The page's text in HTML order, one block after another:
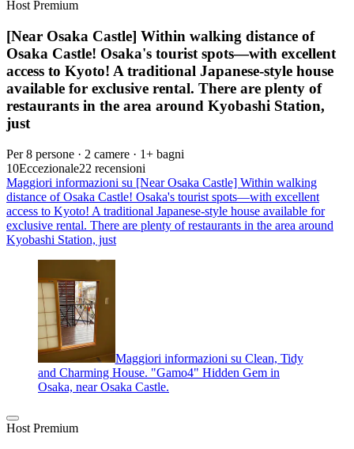
Host Premium
[Near Osaka Castle] Within walking distance of
Osaka Castle! Osaka's tourist spots—with excellent
access to Kyoto! A traditional Japanese-style house
available for exclusive rental. There are plenty of
restaurants in the area around Kyobashi Station,
just
Per 8 persone · 2 camere · 1+ bagni
10Eccezionale22 recensioni
Maggiori informazioni su [Near Osaka Castle] Within walking
distance of Osaka Castle! Osaka's tourist spots—with excellent
access to Kyoto! A traditional Japanese-style house available for
exclusive rental. There are plenty of restaurants in the area around
Kyobashi Station, just
Maggiori informazioni su Clean, Tidy
and Charming House. "Gamo4" Hidden Gem in
Osaka, near Osaka Castle.
Host Premium